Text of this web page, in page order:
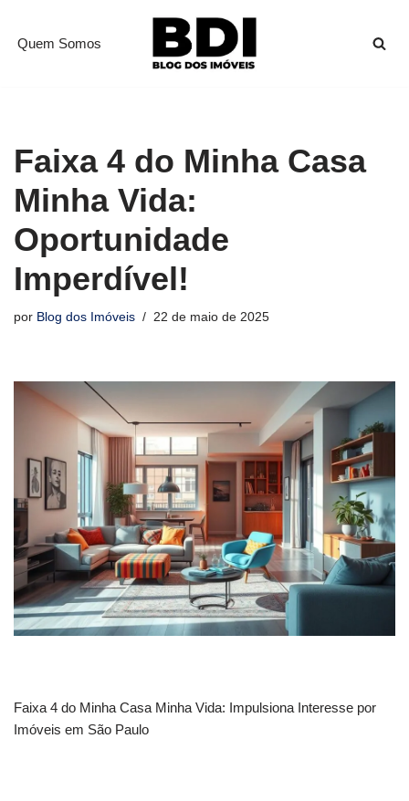
Pular
Quem Somos
Faixa 4 do Minha Casa
Minha Vida:
Oportunidade
Imperdível!
por Blog dos Imóveis 22 de maio de 2025
Faixa 4 do Minha Casa Minha Vida: Impulsiona Interesse por
Imóveis em São Paulo